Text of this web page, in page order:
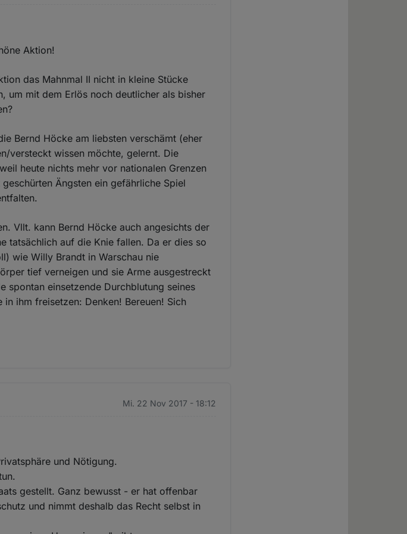
Aktion!
das Mahnmal II nicht in kleine Stücke
um mit dem Erlös noch deutlicher als bisher
Bernd Höcke am liebsten verschämt (eher
versteckt wissen möchte, gelernt. Die
heute nichts mehr vor nationalen Grenzen
Ängsten ein gefährliche Spiel
Vllt. kann Bernd Höcke auch angesichts der
tatsächlich auf die Knie fallen. Da er dies so
wie Willy Brandt in Warschau nie
tief verneigen und sie Arme ausgestreckt
spontan einsetzende Durchblutung seines
ihm freisetzen: Denken! Bereuen! Sich
Mi. 22 Nov 2017 - 18:12
und Nötigung.
gestellt. Ganz bewusst - er hat offenbar
und nimmt deshalb das Recht selbst in